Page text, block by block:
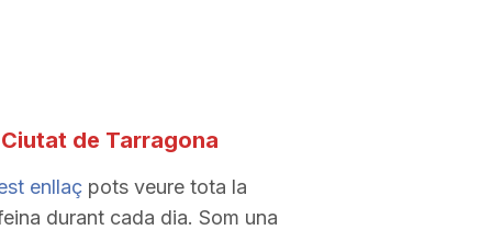
de Tarragona
enllaçpots veure tota la
durant cada dia. Som una